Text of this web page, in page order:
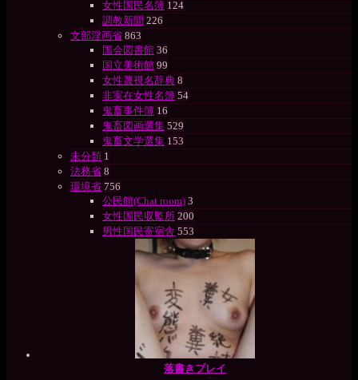
女性国民名簿 124
調教新聞 226
文部淫画省 863
国会図書館 36
国立美術館 99
女性蔑視名辞典 8
非実在女性名簿 54
鬼畜事件簿 16
鬼畜図画選集 529
鬼畜文学選集 153
未分類 1
法務省 8
環境省 756
公民館(Chat room) 3
女性国民収監所 200
男性国民寄宿舎 553
落書きプレイ